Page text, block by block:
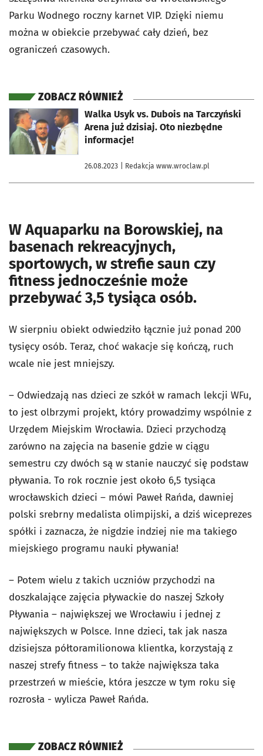
Parku Wodnego roczny karnet VIP. Dzięki niemu
można w obiekcie przebywać cały dzień, bez
ograniczeń czasowych.
ZOBACZ RÓWNIEŻ
Walka Usyk vs. Dubois na Tarczyński
Arena już dzisiaj. Oto niezbędne
informacje!
26.08.2023 | Redakcja www.wroclaw.pl
otworzy się w nowej karcie
W Aquaparku na Borowskiej, na
basenach rekreacyjnych,
sportowych, w strefie saun czy
fitness jednocześnie może
przebywać 3,5 tysiąca osób.
W sierpniu obiekt odwiedziło łącznie już ponad 200
tysięcy osób. Teraz, choć wakacje się kończą, ruch
wcale nie jest mniejszy.
– Odwiedzają nas dzieci ze szkół w ramach lekcji WFu,
to jest olbrzymi projekt, który prowadzimy wspólnie z
Urzędem Miejskim Wrocławia. Dzieci przychodzą
zarówno na zajęcia na basenie gdzie w ciągu
semestru czy dwóch są w stanie nauczyć się podstaw
pływania. To rok rocznie jest około 6,5 tysiąca
wrocławskich dzieci – mówi Paweł Rańda, dawniej
polski srebrny medalista olimpijski, a dziś wiceprezes
spółki i zaznacza, że nigdzie indziej nie ma takiego
miejskiego programu nauki pływania!
– Potem wielu z takich uczniów przychodzi na
doszkalające zajęcia pływackie do naszej Szkoły
Pływania – największej we Wrocławiu i jednej z
największych w Polsce. Inne dzieci, tak jak nasza
dzisiejsza półtoramilionowa klientka, korzystają z
naszej strefy fitness – to także największa taka
przestrzeń w mieście, która jeszcze w tym roku się
rozrosła - wylicza Paweł Rańda.
ZOBACZ RÓWNIEŻ